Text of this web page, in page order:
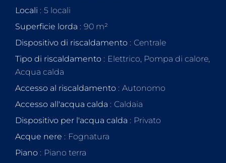
Locali
5 locali
Superficie lorda
90 m²
Dispositivo di riscaldamento
Centrale
Tipo di riscaldamento
Elettrico, Pompa di calore,
Acqua calda
Accesso al riscaldamento
Autonomo
Accesso all'acqua calda
Caldaia
Dispositivo per l'acqua calda
Privato
Acque nere
Fognatura
Piano
Piano terra